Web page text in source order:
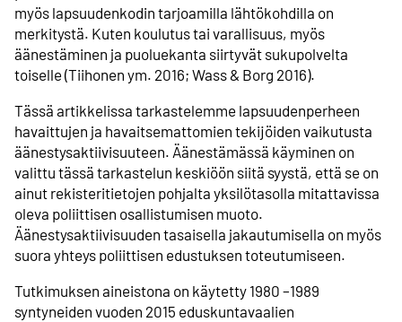
myös lapsuudenkodin tarjoamilla lähtökohdilla on
merkitystä. Kuten koulutus tai varallisuus, myös
äänestäminen ja puoluekanta siirtyvät sukupolvelta
toiselle (Tiihonen ym. 2016; Wass & Borg 2016).
Tässä artikkelissa tarkastelemme lapsuudenperheen
havaittujen ja havaitsemattomien tekijöiden vaikutusta
äänestysaktiivisuuteen. Äänestämässä käyminen on
valittu tässä tarkastelun keskiöön siitä syystä, että se on
ainut rekisteritietojen pohjalta yksilötasolla mitattavissa
oleva poliittisen osallistumisen muoto.
Äänestysaktiivisuuden tasaisella jakautumisella on myös
suora yhteys poliittisen edustuksen toteutumiseen.
Tutkimuksen aineistona on käytetty 1980 –1989
syntyneiden vuoden 2015 eduskuntavaalien